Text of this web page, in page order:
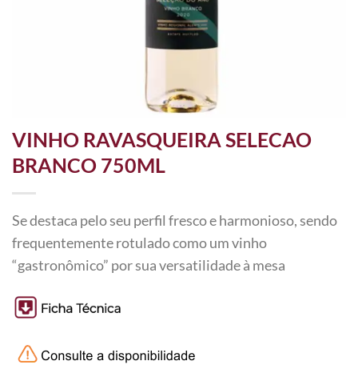
VINHO RAVASQUEIRA SELECAO
BRANCO 750ML
Se destaca pelo seu perfil fresco e harmonioso, sendo
frequentemente rotulado como um vinho
“gastronômico” por sua versatilidade à mesa